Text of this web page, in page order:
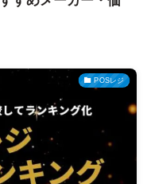
POSレジ